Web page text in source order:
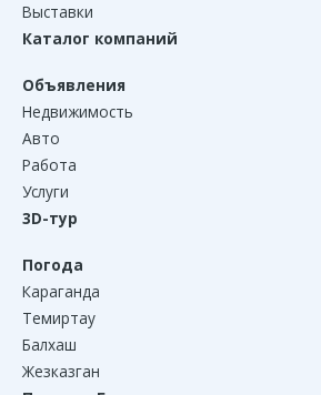
Выставки
Каталог компаний
Объявления
Недвижимость
Авто
Работа
Услуги
3D-тур
Погода
Караганда
Темиртау
Балхаш
Жезказган